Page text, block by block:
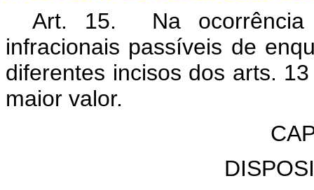
Art. 15. Na ocorrência
infracionais passíveis de
diferentes incisos dos arts.
maior valor.